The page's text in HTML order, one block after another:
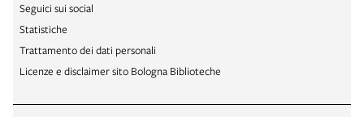
Seguici sui social
Statistiche
Trattamento dei dati personali
Licenze e disclaimer sito Bologna Biblioteche